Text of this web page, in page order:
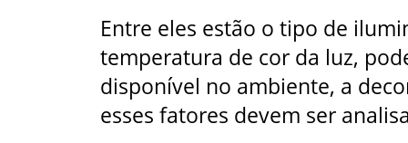
Entre eles estão o tipo de
temperatura de cor da luz,
disponível no ambiente, a
esses fatores devem ser